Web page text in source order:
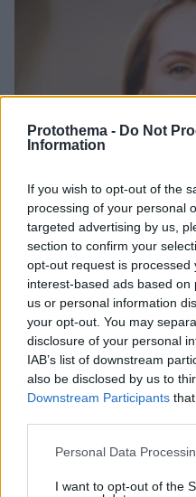
Protothema - Do Not
Information
If you wish to opt-out of the
processing of your personal
targeted advertising by us,
section to confirm your
opt-out request is processed
interest-based ads based
us or personal information
your opt-out. You may
disclosure of your personal
IAB’s list of downstream
also be disclosed by us to
Downstream Participants
Please note that this
not limited to your visit or
Personal Data
I want to opt-out of the
Το DEI College
βοηθό AI που αλλάζει τον
30.07.2026, 09:33
Η Smart φοιτητική
03.08.2026, 10:56